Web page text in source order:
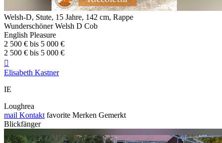
Welsh-D, Stute, 15 Jahre, 142 cm, Rappe
Wunderschöner Welsh D Cob
English Pleasure
2 500 € bis 5 000 €
2 500 € bis 5 000 €

Elisabeth Kastner
IE
Loughrea
mail Kontakt favorite Merken Gemerkt
Blickfänger